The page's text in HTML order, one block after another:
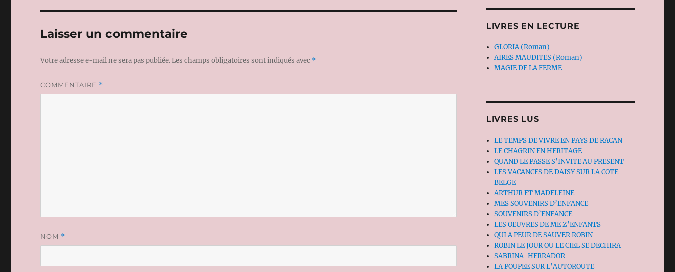
Laisser un commentaire
Votre adresse e-mail ne sera pas publiée.Les champs obligatoires sont indiqués avec *
COMMENTAIRE *
NOM *
LIVRES EN LECTURE
GLORIA (Roman)
AIRES MAUDITES (Roman)
MAGIE DE LA FERME
LIVRES LUS
LE TEMPS DE VIVRE EN PAYS DE RACAN
LE CHAGRIN EN HERITAGE
QUAND LE PASSE S’INVITE AU PRESENT
LES VACANCES DE DAISY SUR LA COTE
BELGE
ARTHUR ET MADELEINE
MES SOUVENIRS D’ENFANCE
SOUVENIRS D’ENFANCE
LES OEUVRES DE ME Z’ENFANTS
QUI A PEUR DE SAUVER ROBIN
ROBIN LE JOUR OU LE CIEL SE DECHIRA
SABRINA-HERRADOR
LA POUPEE SUR L’AUTOROUTE